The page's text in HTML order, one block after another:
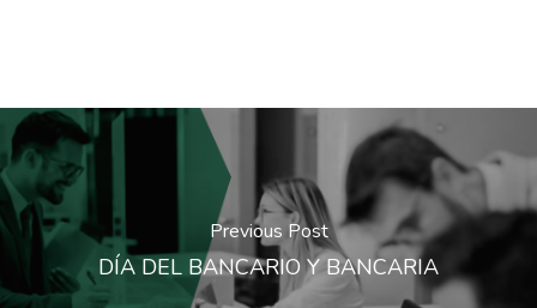
Previous Post
DÍA DEL BANCARIO Y BANCARIA